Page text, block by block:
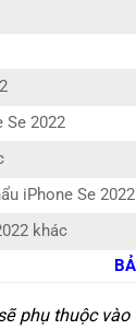
Se 2022
iPhone Se 2022
khác
phụ thuộc